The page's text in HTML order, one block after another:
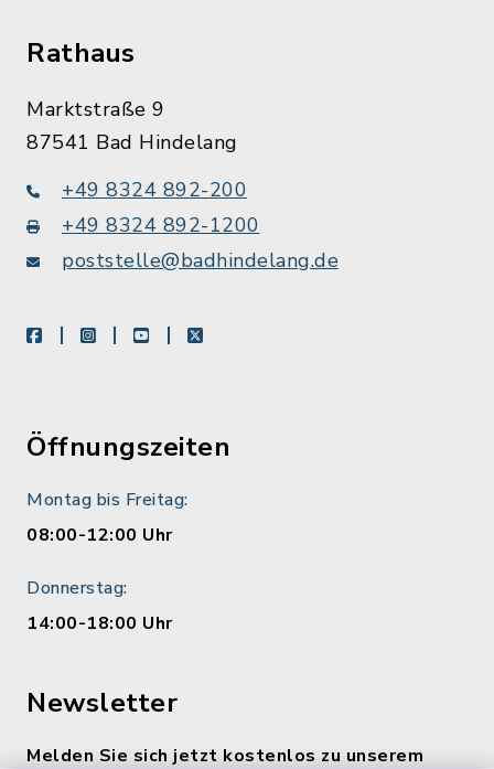
Rathaus
Marktstraße 9
87541 Bad Hindelang
+49 8324 892-200
+49 8324 892-1200
poststelle@badhindelang.de
facebookinstagramyoutubeX
Öffnungszeiten
Montag bis Freitag:
08:00-12:00 Uhr
Donnerstag:
14:00-18:00 Uhr
Newsletter
Melden Sie sich jetzt kostenlos zu unserem